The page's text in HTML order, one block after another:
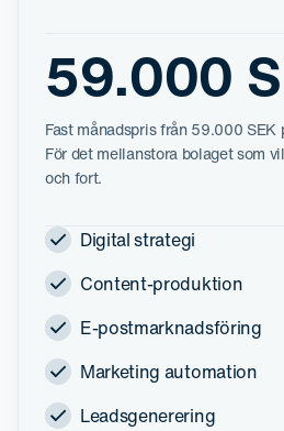
59.000
Fast månadspris från 59.000 SEK
För det mellanstora bolaget som
och fort.
Digital strategi
Content-produktion
E-postmarknadsföring
Marketing automation
Leadsgenerering